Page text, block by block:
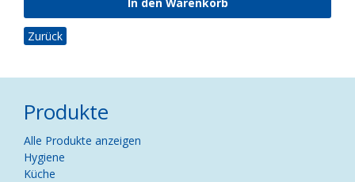
Zurück
Produkte
Navigation
überspringen
Alle Produkte anzeigen
Hygiene
Küche